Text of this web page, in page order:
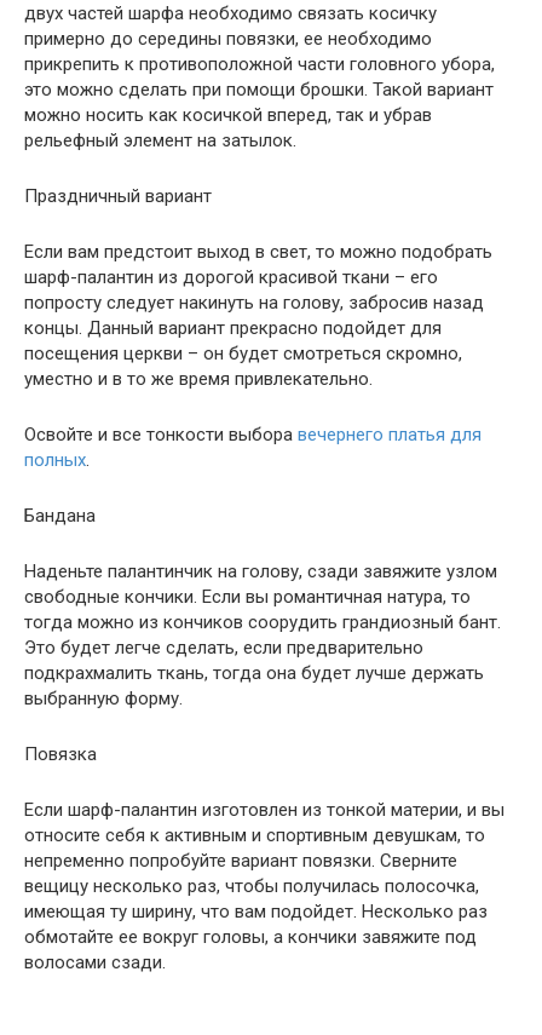
двух частей шарфа необходимо связать косичку
примерно до середины повязки, ее необходимо
прикрепить к противоположной части головного убора,
это можно сделать при помощи брошки. Такой вариант
можно носить как косичкой вперед, так и убрав
рельефный элемент на затылок.
Праздничный вариант
Если вам предстоит выход в свет, то можно подобрать
шарф-палантин из дорогой красивой ткани – его
попросту следует накинуть на голову, забросив назад
концы. Данный вариант прекрасно подойдет для
посещения церкви – он будет смотреться скромно,
уместно и в то же время привлекательно.
Освойте и все тонкости выбора вечернего платья для
полных.
Бандана
Наденьте палантинчик на голову, сзади завяжите узлом
свободные кончики. Если вы романтичная натура, то
тогда можно из кончиков соорудить грандиозный бант.
Это будет легче сделать, если предварительно
подкрахмалить ткань, тогда она будет лучше держать
выбранную форму.
Повязка
Если шарф-палантин изготовлен из тонкой материи, и вы
относите себя к активным и спортивным девушкам, то
непременно попробуйте вариант повязки. Сверните
вещицу несколько раз, чтобы получилась полосочка,
имеющая ту ширину, что вам подойдет. Несколько раз
обмотайте ее вокруг головы, а кончики завяжите под
волосами сзади.